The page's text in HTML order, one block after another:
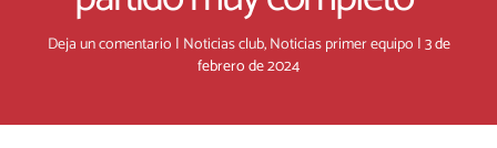
Deja un comentario | Noticias club,Noticias primer equipo |3 de
febrero de 2024